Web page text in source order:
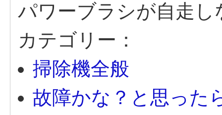
パワーブラシが自走
カテゴリー：
掃除機全般
故障かな？と思った